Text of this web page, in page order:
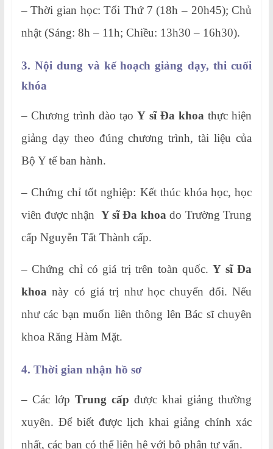
– Thời gian học: Tối Thứ 7 (18h – 20h45); Chủ
nhật (Sáng: 8h – 11h; Chiều: 13h30 – 16h30).
3. Nội dung và kế hoạch giảng dạy, thi cuối
khóa
– Chương trình đào tạoY sĩ Đa khoathực hiện
giảng dạy theo đúng chương trình, tài liệu của
Bộ Y tế ban hành.
– Chứng chỉ tốt nghiệp: Kết thúc khóa học, học
viên được nhận Y sĩ Đa khoado Trường Trung
cấp Nguyễn Tất Thành cấp.
– Chứng chỉ có giá trị trên toàn quốc. Y sĩ Đa
khoa này có giá trị như học chuyển đổi. Nếu
như các bạn muốn liên thông lên Bác sĩ chuyên
khoa Răng Hàm Mặt.
4. Thời gian nhận hồ sơ
– Các lớp Trung cấpđược khai giảng thường
xuyên. Để biết được lịch khai giảng chính xác
nhất, các bạn có thể liên hệ với bộ phận tư vấn.